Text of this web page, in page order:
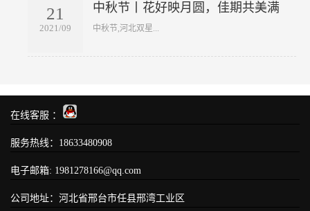
21
2021/09
中秋节丨花好映月圆，佳期共美满
​中秋节,河北双星...
在线客服 ：
服务热线： 18633480908
电子邮箱: 1981278166@qq.com
公司地址：河北省邢台市任县邢湾工业区